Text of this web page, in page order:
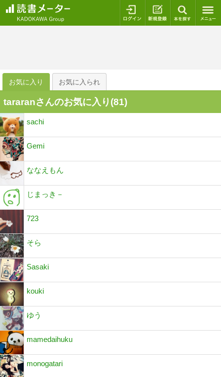
ログイン 新規登録
お気に入り お気に入られ
tararanさんのお気に入り(81)
sachi
Gemi
ななえもん
じまっき－
723
そら
Sasaki
kouki
ゆう
mamedaihuku
monogatari